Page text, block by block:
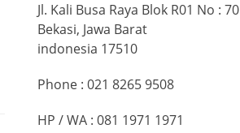
Jl. Kali Busa Raya Blok R01 No : 70
Bekasi, Jawa Barat
indonesia 17510
Phone : 021 8265 9508
HP / WA : 081 1971 1971